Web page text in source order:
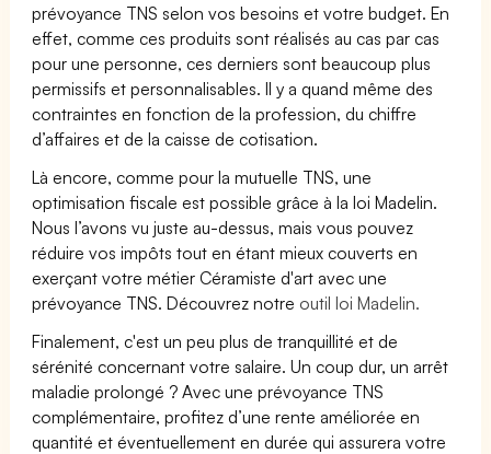
prévoyance TNS selon vos besoins et votre budget. En
effet, comme ces produits sont réalisés au cas par cas
pour une personne, ces derniers sont beaucoup plus
permissifs et personnalisables. Il y a quand même des
contraintes en fonction de la profession, du chiffre
d’affaires et de la caisse de cotisation.
Là encore, comme pour la mutuelle TNS, une
optimisation fiscale est possible grâce à la loi Madelin.
Nous l’avons vu juste au-dessus, mais vous pouvez
réduire vos impôts tout en étant mieux couverts en
exerçant votre métier Céramiste d'art avec une
prévoyance TNS. Découvrez notre outil loi Madelin.
Finalement, c'est un peu plus de tranquillité et de
sérénité concernant votre salaire. Un coup dur, un arrêt
maladie prolongé ? Avec une prévoyance TNS
complémentaire, profitez d’une rente améliorée en
quantité et éventuellement en durée qui assurera votre